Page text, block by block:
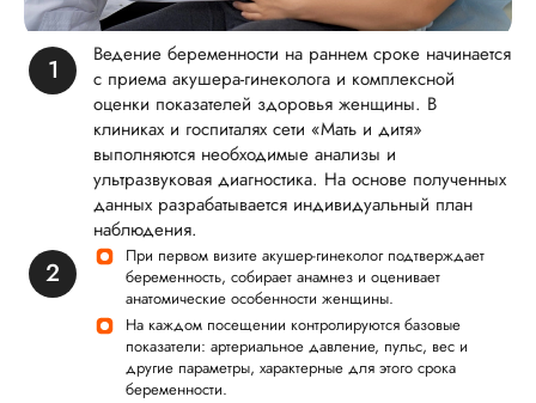
Ведение беременности на раннем сроке начинается
с приема акушера-гинеколога и комплексной
оценки показателей здоровья женщины. В
клиниках и госпиталях сети «Мать и дитя»
выполняются необходимые анализы и
ультразвуковая диагностика. На основе полученных
данных разрабатывается индивидуальный план
наблюдения.
При первом визите акушер-гинеколог подтверждает
беременность, собирает анамнез и оценивает
анатомические особенности женщины.
На каждом посещении контролируются базовые
показатели: артериальное давление, пульс, вес и
другие параметры, характерные для этого срока
беременности.